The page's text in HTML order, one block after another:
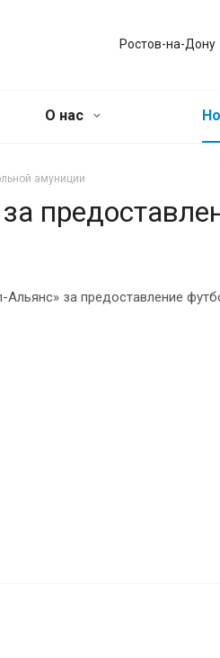
Ростов-на-Дону
О нас
амуниции
за предоставление